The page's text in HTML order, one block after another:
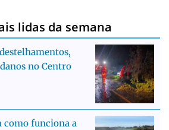
lidas da semana
no Centro
como funciona a